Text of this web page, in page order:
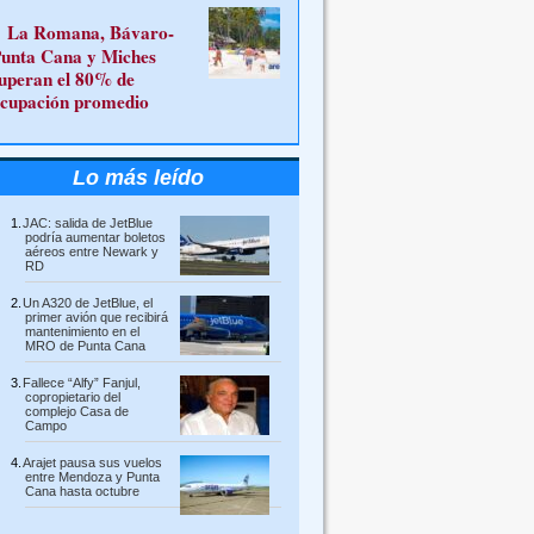
La Romana, Bávaro-
Cana y Miches
el 80% de
promedio
Lo más leído
JAC: salida de JetBlue
podría aumentar boletos
aéreos entre Newark y
RD
Un A320 de JetBlue, el
primer avión que recibirá
mantenimiento en el
MRO de Punta Cana
Fallece “Alfy” Fanjul,
copropietario del
complejo Casa de
Campo
Arajet pausa sus vuelos
entre Mendoza y Punta
Cana hasta octubre